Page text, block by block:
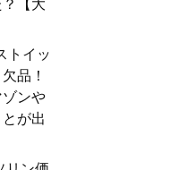
【大
トイッ
品！
ンや
が出